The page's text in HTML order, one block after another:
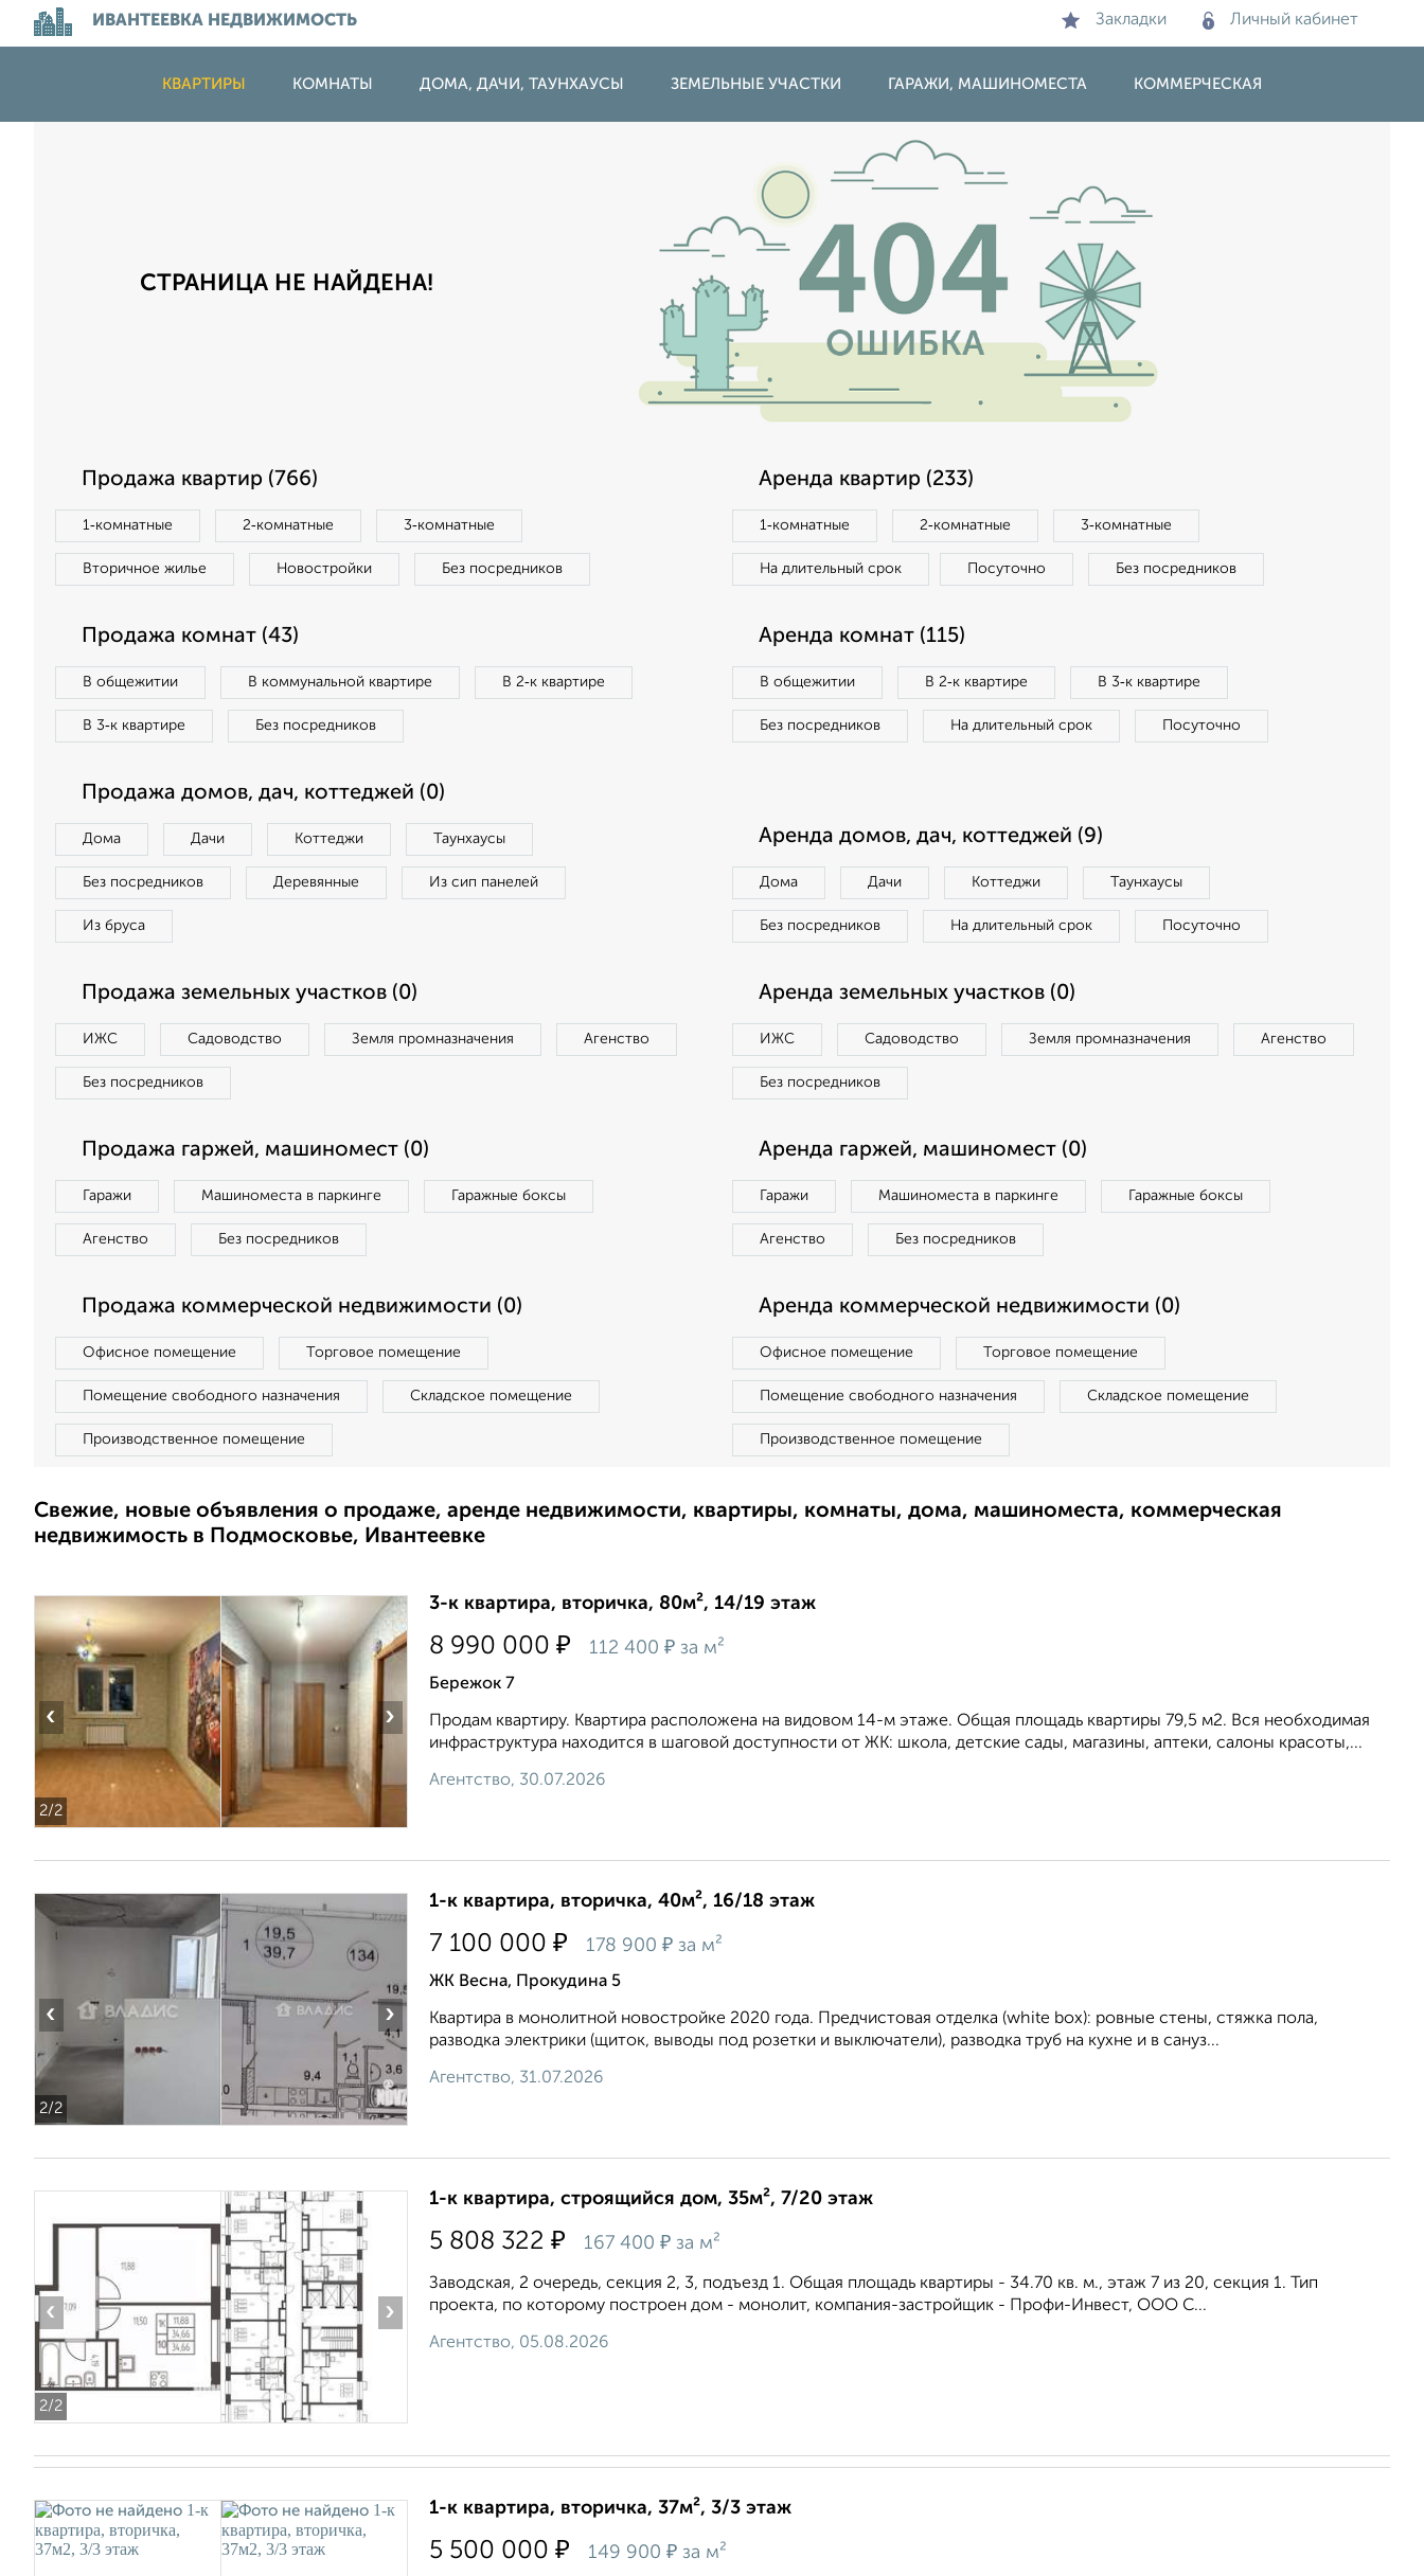
ИВАНТЕЕВКА НЕДВИЖИМОСТЬ Закладки Личный кабинет
КВАРТИРЫ КОМНАТЫ ДОМА, ДАЧИ, ТАУНХАУСЫ ЗЕМЕЛЬНЫЕ УЧАСТКИ ГАРАЖИ, МАШИНОМЕСТА КОММЕРЧЕСКАЯ
СТРАНИЦА НЕ НАЙДЕНА!
Продажа квартир (766)
1‑комнатные 2‑комнатные 3‑комнатные
Вторичное жилье Новостройки Без посредников
Аренда квартир (233)
1‑комнатные 2‑комнатные 3‑комнатные
На длительный срок Посуточно Без посредников
Продажа комнат (43)
В общежитии В коммунальной квартире В 2‑к квартире
В 3‑к квартире Без посредников
Аренда комнат (115)
В общежитии В 2‑к квартире В 3‑к квартире
Без посредников На длительный срок Посуточно
Продажа домов, дач, коттеджей (0)
Дома Дачи Коттеджи Таунхаусы
Без посредников Деревянные Из сип панелей
Из бруса
Аренда домов, дач, коттеджей (9)
Дома Дачи Коттеджи Таунхаусы
Без посредников На длительный срок Посуточно
Продажа земельных участков (0)
ИЖС Садоводство Земля промназначения Агенство
Без посредников
Аренда земельных участков (0)
ИЖС Садоводство Земля промназначения Агенство
Без посредников
Продажа гаржей, машиномест (0)
Гаражи Машиноместа в паркинге Гаражные боксы
Агенство Без посредников
Аренда гаржей, машиномест (0)
Гаражи Машиноместа в паркинге Гаражные боксы
Агенство Без посредников
Продажа коммерческой недвижимости (0)
Офисное помещение Торговое помещение
Помещение свободного назначения Складское помещение
Производственное помещение
Аренда коммерческой недвижимости (0)
Офисное помещение Торговое помещение
Помещение свободного назначения Складское помещение
Производственное помещение
Свежие, новые объявления о продаже, аренде недвижимости, квартиры, комнаты, дома, машиноместа, коммерческая
недвижимость в Подмосковье, Ивантеевке
2/2
‹ ›
3-к квартира, вторичка, 80м², 14/19 этаж
8 990 000 ₽ 112 400 ₽ за м²
Бережок 7
Продам квартиру. Квартира расположена на видовом 14-м этаже. Общая площадь квартиры 79,5 м2. Вся необходимая
инфраструктура находится в шаговой доступности от ЖК: школа, детские сады, магазины, аптеки, салоны красоты,...
Агентство, 30.07.2026
2/2
‹ ›
1-к квартира, вторичка, 40м², 16/18 этаж
7 100 000 ₽ 178 900 ₽ за м²
ЖК Весна, Прокудина 5
Квартира в монолитной новостройке 2020 года. Предчистовая отделка (white box): ровные стены, стяжка пола,
разводка электрики (щиток, выводы под розетки и выключатели), разводка труб на кухне и в сануз...
Агентство, 31.07.2026
2/2
‹ ›
1-к квартира, строящийся дом, 35м², 7/20 этаж
5 808 322 ₽ 167 400 ₽ за м²
Заводская, 2 очередь, секция 2, 3, подъезд 1. Общая площадь квартиры - 34.70 кв. м., этаж 7 из 20, секция 1. Тип
проекта, по которому построен дом - монолит, компания-застройщик - Профи-Инвест, ООО С...
Агентство, 05.08.2026
1-к квартира, вторичка, 37м², 3/3 этаж
5 500 000 ₽ 149 900 ₽ за м²